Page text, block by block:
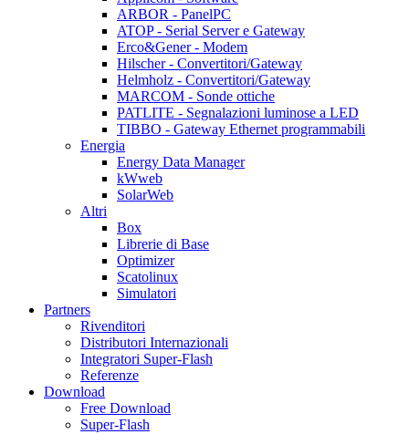
ARBOR - PanelPC
ATOP - Serial Server e Gateway
Erco&Gener - Modem
Hilscher - Convertitori/Gateway
Helmholz - Convertitori/Gateway
MARCOM - Sonde ottiche
PATLITE - Segnalazioni luminose a LED
TIBBO - Gateway Ethernet programmabili
Energia
Energy Data Manager
kWweb
SolarWeb
Altri
Box
Librerie di Base
Optimizer
Scatolinux
Simulatori
Partners
Rivenditori
Distributori Internazionali
Integratori Super-Flash
Referenze
Download
Free Download
Super-Flash